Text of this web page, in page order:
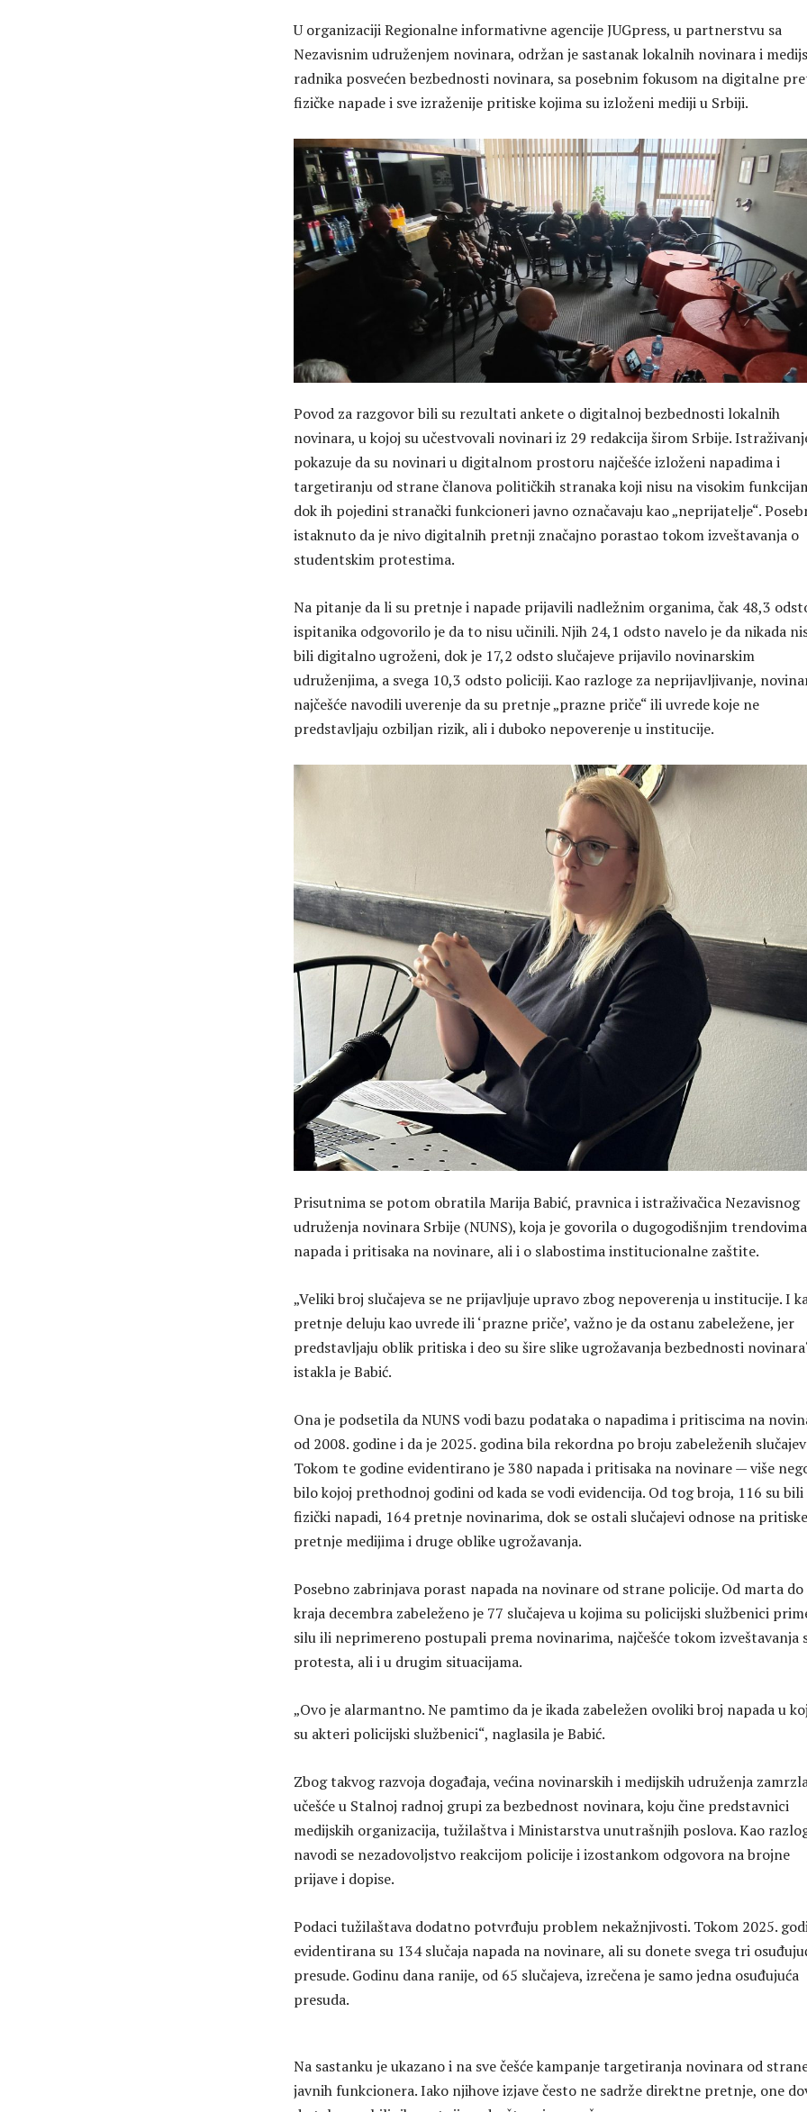
U organizaciji Regionalne informativne agencije JUGpress, u partnerstvu sa
Nezavisnim udruženjem novinara, održan je sastanak lokalnih novinara i
radnika posvećen bezbednosti novinara, sa posebnim fokusom na digitalne
fizičke napade i sve izraženije pritiske kojima su izloženi mediji u Srbiji.
Povod za razgovor bili su rezultati ankete o digitalnoj bezbednosti lokalnih
novinara, u kojoj su učestvovali novinari iz 29 redakcija širom Srbije.
pokazuje da su novinari u digitalnom prostoru najčešće izloženi napadima i
targetiranju od strane članova političkih stranaka koji nisu na visokim
dok ih pojedini stranački funkcioneri javno označavaju kao „neprijatelje“.
istaknuto da je nivo digitalnih pretnji značajno porastao tokom izveštavanja o
studentskim protestima.
Na pitanje da li su pretnje i napade prijavili nadležnim organima, čak 48,3
ispitanika odgovorilo je da to nisu učinili. Njih 24,1 odsto navelo je da nikada
bili digitalno ugroženi, dok je 17,2 odsto slučajeve prijavilo novinarskim
udruženjima, a svega 10,3 odsto policiji. Kao razloge za neprijavljivanje,
najčešće navodili uverenje da su pretnje „prazne priče“ ili uvrede koje ne
predstavljaju ozbiljan rizik, ali i duboko nepoverenje u institucije.
Prisutnima se potom obratila Marija Babić, pravnica i istraživačica Nezavisnog
udruženja novinara Srbije (NUNS), koja je govorila o dugogodišnjim trendovima
napada i pritisaka na novinare, ali i o slabostima institucionalne zaštite.
„Veliki broj slučajeva se ne prijavljuje upravo zbog nepoverenja u institucije. I
pretnje deluju kao uvrede ili ‘prazne priče’, važno je da ostanu zabeležene, jer
predstavljaju oblik pritiska i deo su šire slike ugrožavanja bezbednosti
istakla je Babić.
Ona je podsetila da NUNS vodi bazu podataka o napadima i pritiscima na
od 2008. godine i da je 2025. godina bila rekordna po broju zabeleženih
Tokom te godine evidentirano je 380 napada i pritisaka na novinare — više
bilo kojoj prethodnoj godini od kada se vodi evidencija. Od tog broja, 116 su bili
fizički napadi, 164 pretnje novinarima, dok se ostali slučajevi odnose na
pretnje medijima i druge oblike ugrožavanja.
Posebno zabrinjava porast napada na novinare od strane policije. Od marta do
kraja decembra zabeleženo je 77 slučajeva u kojima su policijski službenici
silu ili neprimereno postupali prema novinarima, najčešće tokom izveštavanja
protesta, ali i u drugim situacijama.
„Ovo je alarmantno. Ne pamtimo da je ikada zabeležen ovoliki broj napada u
su akteri policijski službenici“, naglasila je Babić.
Zbog takvog razvoja događaja, većina novinarskih i medijskih udruženja
učešće u Stalnoj radnoj grupi za bezbednost novinara, koju čine predstavnici
medijskih organizacija, tužilaštva i Ministarstva unutrašnjih poslova. Kao
navodi se nezadovoljstvo reakcijom policije i izostankom odgovora na brojne
prijave i dopise.
Podaci tužilaštava dodatno potvrđuju problem nekažnjivosti. Tokom 2025.
evidentirana su 134 slučaja napada na novinare, ali su donete svega tri
presude. Godinu dana ranije, od 65 slučajeva, izrečena je samo jedna osuđujuća
presuda.
Na sastanku je ukazano i na sve češće kampanje targetiranja novinara od
javnih funkcionera. Iako njihove izjave često ne sadrže direktne pretnje, one